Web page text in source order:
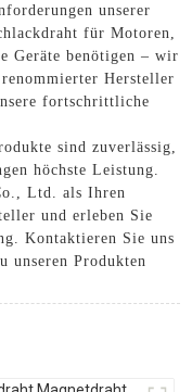
unserer
für Motoren,
Geräte benötigen – wir
Hersteller
fortschrittliche
sind zuverlässig,
höchste Leistung.
Ltd. als Ihren
und erleben Sie
Kontaktieren Sie uns
unseren Produkten